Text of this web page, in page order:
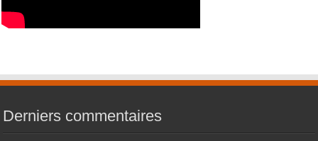
Derniers commentaires